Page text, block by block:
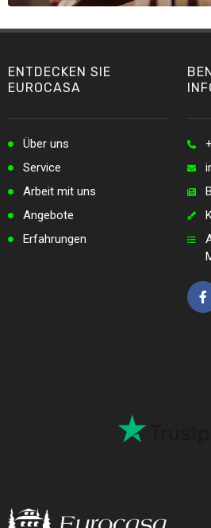
ENTDECKEN SIE
EUROCASA
Über uns
Service
Arbeit mit uns
Angebote
Erfahrungen